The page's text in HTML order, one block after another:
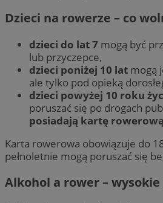
Dzieci na rowerze – co
dzieci do lat 7 mogą być
lub przyczepce,
dzieci poniżej 10 lat mogą
ale tylko pod opieką
dzieci powyżej 10 roku
poruszać się po drogach
posiadają kartę rowerową
Karta rowerowa obowiązuje do
pełnoletnie mogą poruszać się
Alkohol a rower –